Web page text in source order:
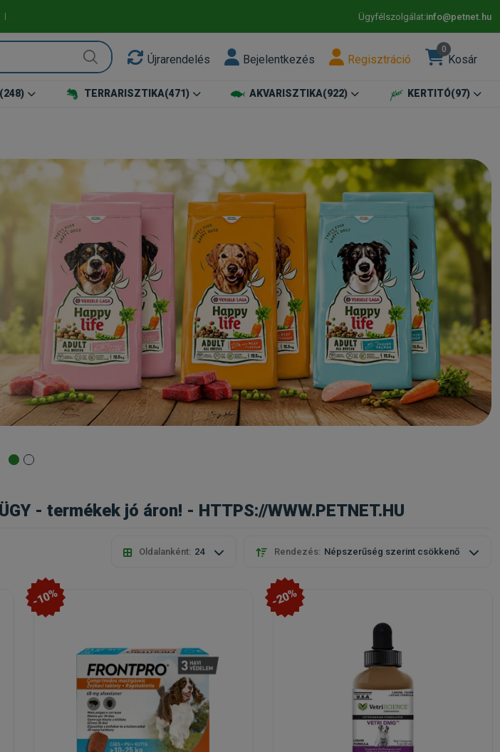
Ügyfélszolgálat:info@petnet.hu
Újrarendelés Bejelentkezés Regisztráció
0
Kosár
(248) TERRARISZTIKA(471) AKVARISZTIKA(922) KERTITÓ(97)
- termékek jó áron! - HTTPS://WWW.PETNET.HU
Oldalanként: 24 Rendezés: Népszerűség szerint csökkenő
-10% -20%